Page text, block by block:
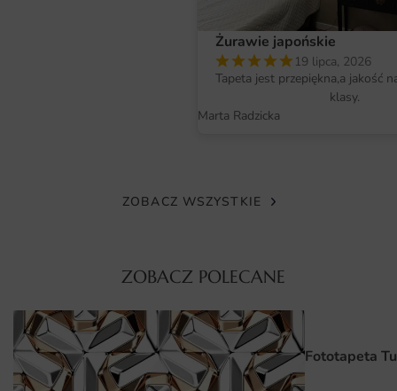
Fototapeta drukowana jest metodą lateksową w wysokiej
rozdzielczości, dzięki czemu kolory są nasycone, a detale
ostre nawet z bliskiej odległości. Farby są bezzapachowe,
bezpieczne dla domowników i posiadają certyfikaty
potwierdzające brak szkodliwych substancji.
powoduje refleksów.
Każda fototapeta jest produkowana na wymiar —
ściany, dzięki czemu unikasz docinania i marnowania
materiału.
Montaż jest intuicyjny i przypomina klejenie tradycyjnej
Żurawie japońskie
19 lipca, 2026
Tapeta jest przepiękna,a jakość
klasy.
Marta Radzicka
ZOBACZ WSZYSTKIE
ZOBACZ POLECANE
Fototapeta